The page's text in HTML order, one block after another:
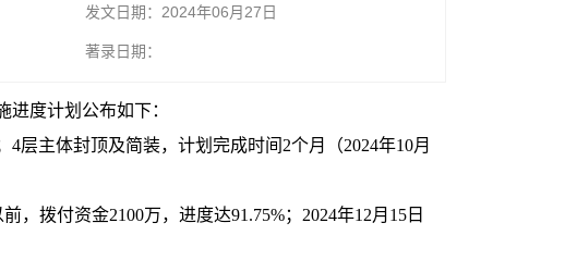
发文日期：2024年06月27日
著录日期：
度计划公布如下：
层主体封顶及简装，计划完成时间2个月（2024年10月
，拨付资金2100万，进度达91.75%；2024年12月15日